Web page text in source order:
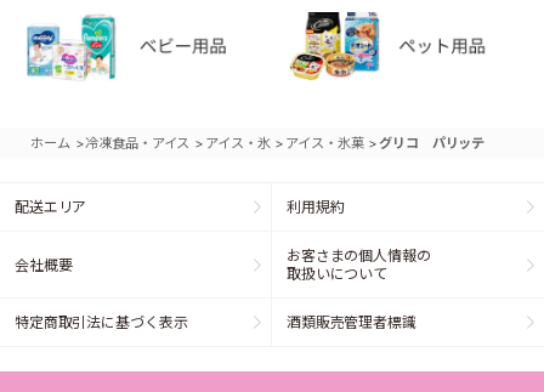
ホーム >冷凍食品・アイス > アイス・氷 > アイス・氷菓 >グリコ パリッテ
配送エリア 利用規約
会社概要
お客さまの個人情報の
取扱いについて
特定商取引法に基づく表示 酒類販売管理者標識